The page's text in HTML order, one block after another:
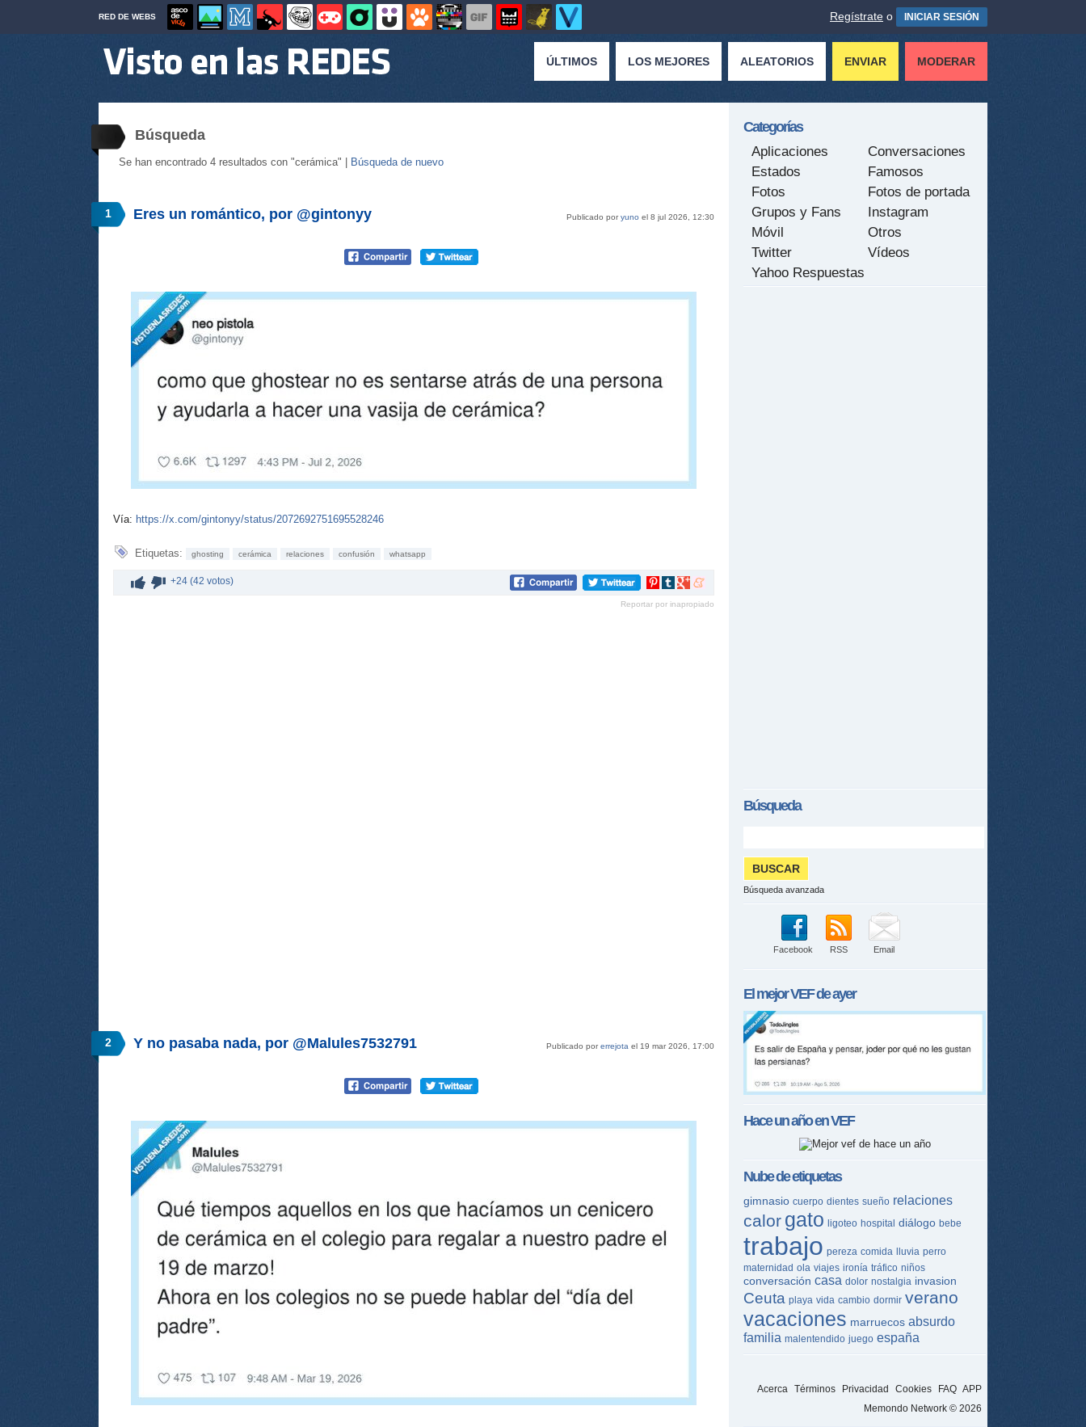
RED DE WEBS Regístrate o INICIAR SESIÓN
ÚLTIMOS LOS MEJORES ALEATORIOS ENVIAR MODERAR
Búsqueda
Se han encontrado 4 resultados con "cerámica" | Búsqueda de nuevo
1 Publicado poryuno el 8 jul 2026, 12:30
Eres un romántico, por @gintonyy
Vía: https://x.com/gintonyy/status/2072692751695528246
Etiquetas: ghosting cerámica relaciones confusión whatsapp
+24 (42 votos)
Compartir
Pinterest
Compartir
tumblr
Compartir
Google+
Compartir
meneame
Reportar por inapropiado
2 Publicado porerrejota el 19 mar 2026, 17:00
Y no pasaba nada, por @Malules7532791
Categorías
Aplicaciones
Conversaciones
Estados
Famosos
Fotos
Fotos de portada
Grupos y Fans
Instagram
Móvil
Otros
Twitter
Vídeos
Yahoo Respuestas
Búsqueda
Búsqueda avanzada
Facebook RSS Email
El mejorVEFde ayer
Hace un año enVEF
Nube de etiquetas
gimnasio cuerpo dientes sueño relaciones
calor gato ligoteo hospital diálogo bebe
trabajo pereza comida lluvia perro
maternidad ola viajes ironía tráfico niños
conversación casa dolor nostalgia invasion
Ceuta playa vida cambio dormir verano
vacaciones marruecos absurdo
familia malentendido juego españa
Acerca Términos Privacidad Cookies FAQ APP
Memondo Network © 2026